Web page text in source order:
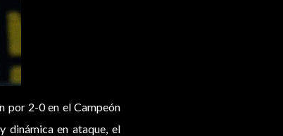
por 2-0 en el Campeón
dinámica en ataque, el